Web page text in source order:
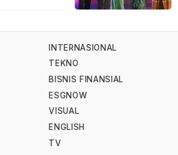
INTERNASIONAL
TEKNO
BISNIS FINANSIAL
ESGNOW
VISUAL
ENGLISH
TV